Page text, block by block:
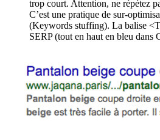
trop court. Attention, ne répétez
C’est une pratique de sur-
(Keywords stuffing). La balise
SERP (tout en haut en bleu dans